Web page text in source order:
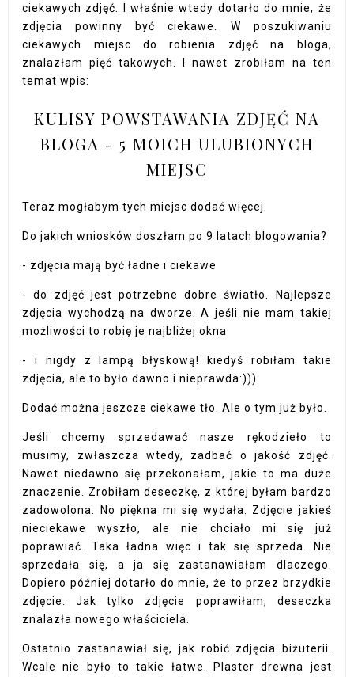
ciekawych zdjęć. I właśnie wtedy dotarło do mnie, że
zdjęcia powinny być ciekawe. W poszukiwaniu
ciekawych miejsc do robienia zdjęć na bloga,
znalazłam pięć takowych. I nawet zrobiłam na ten
temat wpis:
KULISY POWSTAWANIA ZDJĘĆ NA
BLOGA - 5 MOICH ULUBIONYCH
MIEJSC
Teraz mogłabym tych miejsc dodać więcej.
Do jakich wniosków doszłam po 9 latach blogowania?
- zdjęcia mają być ładne i ciekawe
- do zdjęć jest potrzebne dobre światło. Najlepsze
zdjęcia wychodzą na dworze. A jeśli nie mam takiej
możliwości to robię je najbliżej okna
- i nigdy z lampą błyskową! kiedyś robiłam takie
zdjęcia, ale to było dawno i nieprawda:)))
Dodać można jeszcze ciekawe tło. Ale o tym już było.
Jeśli chcemy sprzedawać nasze rękodzieło to
musimy, zwłaszcza wtedy, zadbać o jakość zdjęć.
Nawet niedawno się przekonałam, jakie to ma duże
znaczenie. Zrobiłam deseczkę, z której byłam bardzo
zadowolona. No piękna mi się wydała. Zdjęcie jakieś
nieciekawe wyszło, ale nie chciało mi się już
poprawiać. Taka ładna więc i tak się sprzeda. Nie
sprzedała się, a ja się zastanawiałam dlaczego.
Dopiero później dotarło do mnie, że to przez brzydkie
zdjęcie. Jak tylko zdjęcie poprawiłam, deseczka
znalazła nowego właściciela.
Ostatnio zastanawiał się, jak robić zdjęcia biżuterii.
Wcale nie było to takie łatwe. Plaster drewna jest